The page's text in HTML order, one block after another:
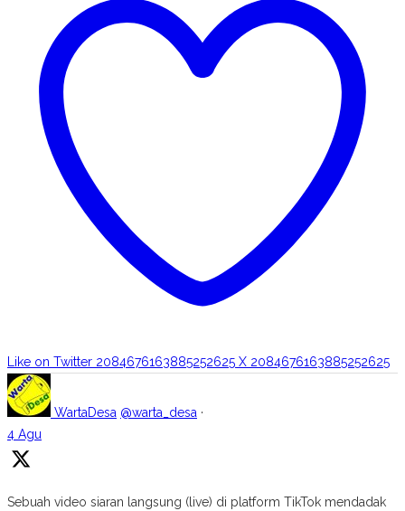
Like on Twitter 2084676163885252625 X 2084676163885252625
WartaDesa @warta_desa ·
4 Agu
Sebuah video siaran langsung (live) di platform TikTok mendadak